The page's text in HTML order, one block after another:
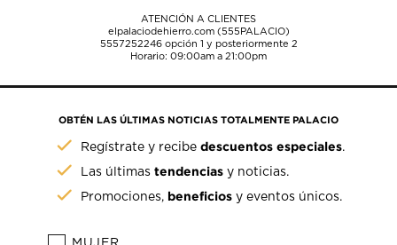
ATENCIÓN A CLIENTES
elpalaciodehierro.com (555PALACIO)
5557252246opción 1 y posteriormente 2
Horario: 09:00am a 21:00pm
OBTÉN LAS ÚLTIMAS NOTICIAS TOTALMENTE PALACIO
Regístrate y recibedescuentos especiales.
Las últimastendencias y noticias.
Promociones, beneficios y eventos únicos.